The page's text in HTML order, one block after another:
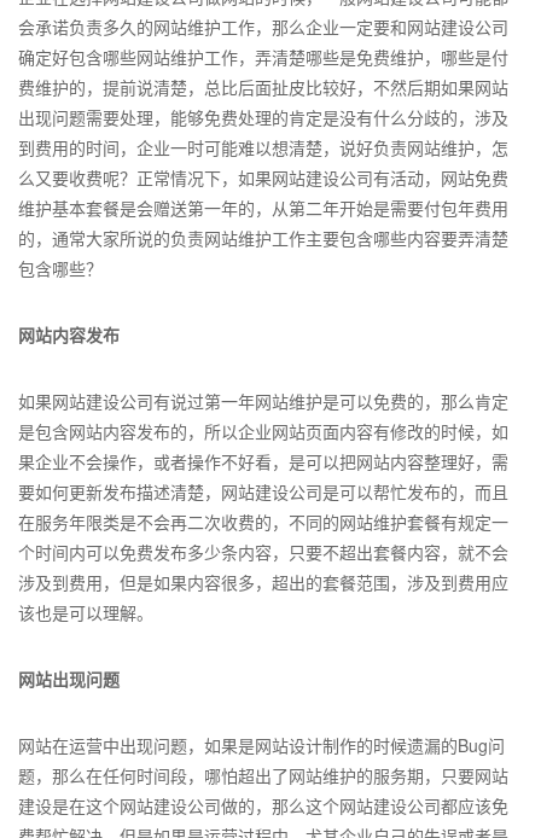
会承诺负责多久的网站维护工作，那么企业一定要和网站建设公司
确定好包含哪些网站维护工作，弄清楚哪些是免费维护，哪些是付
费维护的，提前说清楚，总比后面扯皮比较好，不然后期如果网站
出现问题需要处理，能够免费处理的肯定是没有什么分歧的，涉及
到费用的时间，企业一时可能难以想清楚，说好负责网站维护，怎
么又要收费呢？正常情况下，如果网站建设公司有活动，网站免费
维护基本套餐是会赠送第一年的，从第二年开始是需要付包年费用
的，通常大家所说的负责网站维护工作主要包含哪些内容要弄清楚
包含哪些？
网站内容发布
如果网站建设公司有说过第一年网站维护是可以免费的，那么肯定
是包含网站内容发布的，所以企业网站页面内容有修改的时候，如
果企业不会操作，或者操作不好看，是可以把网站内容整理好，需
要如何更新发布描述清楚，网站建设公司是可以帮忙发布的，而且
在服务年限类是不会再二次收费的，不同的网站维护套餐有规定一
个时间内可以免费发布多少条内容，只要不超出套餐内容，就不会
涉及到费用，但是如果内容很多，超出的套餐范围，涉及到费用应
该也是可以理解。
网站出现问题
网站在运营中出现问题，如果是网站设计制作的时候遗漏的Bug问
题，那么在任何时间段，哪怕超出了网站维护的服务期，只要网站
建设是在这个网站建设公司做的，那么这个网站建设公司都应该免